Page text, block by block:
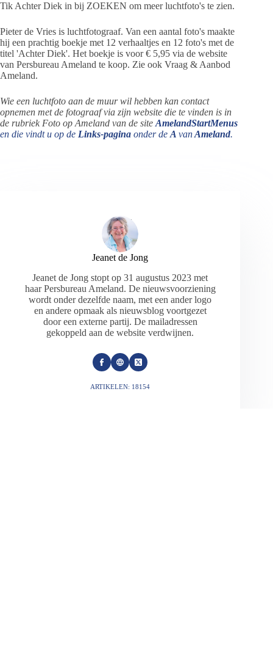
Tik Achter Diek in bij ZOEKEN om meer luchtfoto's te zien.
Pieter de Vries is luchtfotograaf. Van een aantal foto's maakte
hij een prachtig boekje met 12 verhaaltjes en 12 foto's met de
titel 'Achter Diek'. Het boekje is voor € 5,95 via de website
van Persbureau Ameland te koop. Zie ook Vraag & Aanbod
Ameland.
Wie een luchtfoto aan de muur wil hebben kan contact
opnemen met de fotograaf via zijn website die te vinden is in
de rubriek Foto op Ameland van de site AmelandStartMenus
en die vindt u op de Links-pagina onder de A vanAmeland.
Jeanet de Jong
Jeanet de Jong stopt op 31 augustus 2023 met
haar Persbureau Ameland. De nieuwsvoorziening
wordt onder dezelfde naam, met een ander logo
en andere opmaak als nieuwsblog voortgezet
door een externe partij. De mailadressen
gekoppeld aan de website verdwijnen.
ARTIKELEN: 18154